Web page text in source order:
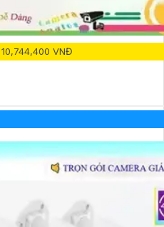
10,744,400 VNĐ